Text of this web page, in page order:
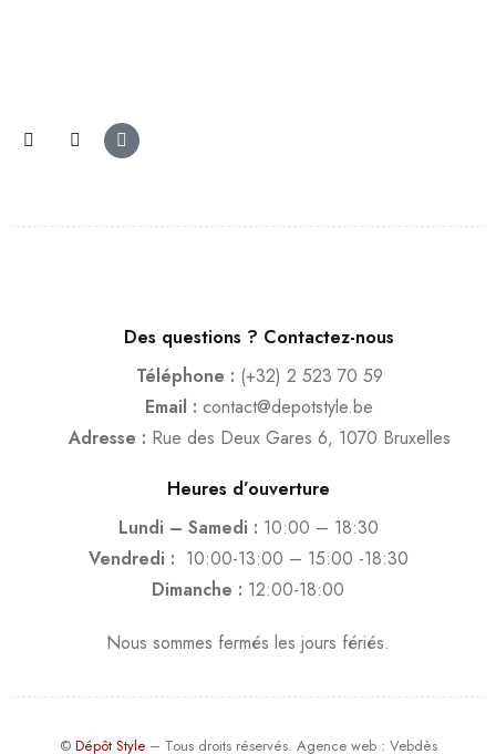
Des questions ? Contactez-nous
Téléphone : (+32) 2 523 70 59
Email : contact@depotstyle.be
Adresse : Rue des Deux Gares 6, 1070 Bruxelles
Heures d’ouverture
Lundi – Samedi : 10:00 – 18:30
Vendredi : 10:00-13:00 – 15:00 -18:30
Dimanche : 12:00-18:00
Nous sommes fermés les jours fériés.
© Dépôt Style– Tous droits réservés. Agence web: Vebdès